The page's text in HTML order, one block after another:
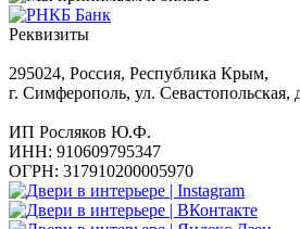
Реквизиты
295024, Россия, Республика Крым,
г. Симферополь, ул. Севастопольская,
ИП Росляков Ю.Ф.
ИНН: 910609795347
ОГРН: 317910200005970